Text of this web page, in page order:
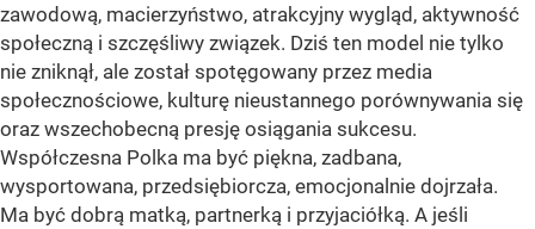
zawodową, macierzyństwo, atrakcyjny wygląd, aktywność
społeczną i szczęśliwy związek. Dziś ten model nie tylko
nie zniknął, ale został spotęgowany przez media
społecznościowe, kulturę nieustannego porównywania się
oraz wszechobecną presję osiągania sukcesu.
Współczesna Polka ma być piękna, zadbana,
wysportowana, przedsiębiorcza, emocjonalnie dojrzała.
Ma być dobrą matką, partnerką i przyjaciółką. A jeśli